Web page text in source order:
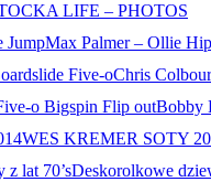
LIFE – PHOTOS
JumpMax Palmer – Ollie
Five-oChris
o Bigspin Flip outBobby
WES KREMER SOTY
lat 70’sDeskorolkowe